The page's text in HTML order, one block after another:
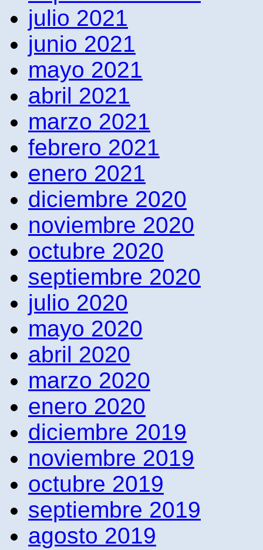
julio 2021
junio 2021
mayo 2021
abril 2021
marzo 2021
febrero 2021
enero 2021
diciembre 2020
noviembre 2020
octubre 2020
septiembre 2020
julio 2020
mayo 2020
abril 2020
marzo 2020
enero 2020
diciembre 2019
noviembre 2019
octubre 2019
septiembre 2019
agosto 2019